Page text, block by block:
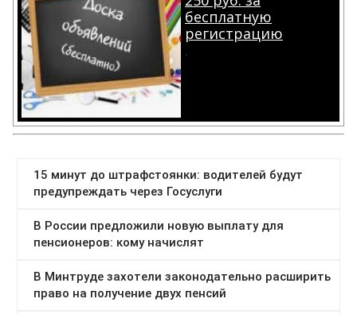
бесплатную
регистрацию
.